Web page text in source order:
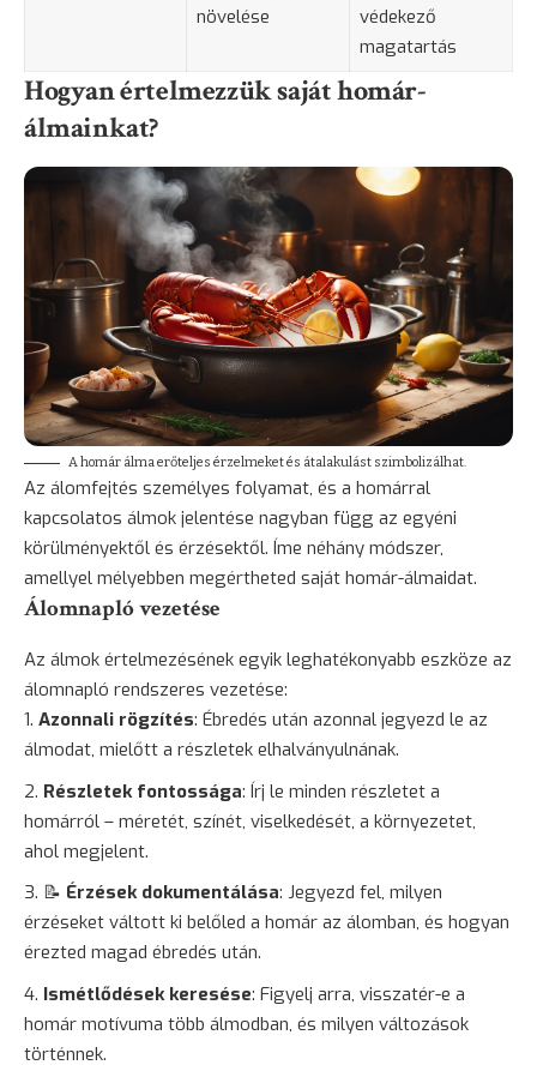
növelése
védekező
magatartás
Hogyan értelmezzük saját homár-
álmainkat?
A homár álma erőteljes érzelmeket és átalakulást szimbolizálhat.
Az álomfejtés személyes folyamat, és a homárral
kapcsolatos álmok jelentése nagyban függ az egyéni
körülményektől és érzésektől. Íme néhány módszer,
amellyel mélyebben megértheted saját homár-álmaidat.
Álomnapló vezetése
Az álmok értelmezésének egyik leghatékonyabb eszköze az
álomnapló rendszeres vezetése:
Azonnali rögzítés: Ébredés után azonnal jegyezd le az
álmodat, mielőtt a részletek elhalványulnának.
Részletek fontossága: Írj le minden részletet a
homárról – méretét, színét, viselkedését, a környezetet,
ahol megjelent.
📝 Érzések dokumentálása: Jegyezd fel, milyen
érzéseket váltott ki belőled a homár az álomban, és hogyan
érezted magad ébredés után.
Ismétlődések keresése: Figyelj arra, visszatér-e a
homár motívuma több álmodban, és milyen változások
történnek.